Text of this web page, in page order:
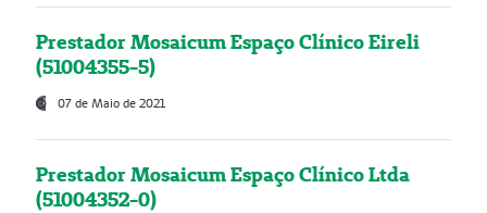
Prestador Mosaicum Espaço Clínico Eireli
(51004355-5)
07 de Maio de 2021
Prestador Mosaicum Espaço Clínico Ltda
(51004352-0)